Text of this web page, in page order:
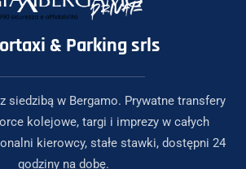
& Parking srls
siedzibą w Bergamo. Prywatne transfery
kolejowe, targi i imprezy w całych
kierowcy, stałe stawki, dostępni 24
godziny na dobę.